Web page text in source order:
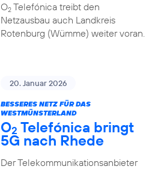
O2Telefónica treibt den
Netzausbau auch Landkreis
Rotenburg (Wümme) weiter voran.
20. Januar 2026
BESSERES NETZ FÜR DAS
WESTMÜNSTERLAND
O2 Telefónica bringt
5G nach Rhede
Der Telekommunikationsanbieter